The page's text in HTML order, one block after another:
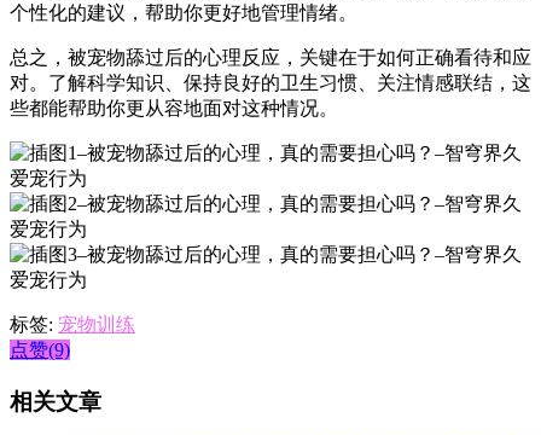
个性化的建议，帮助你更好地管理情绪。
总之，被宠物舔过后的心理反应，关键在于如何正确看待和应
对。了解科学知识、保持良好的卫生习惯、关注情感联结，这
些都能帮助你更从容地面对这种情况。
标签: 宠物训练
点赞(9)
相关文章